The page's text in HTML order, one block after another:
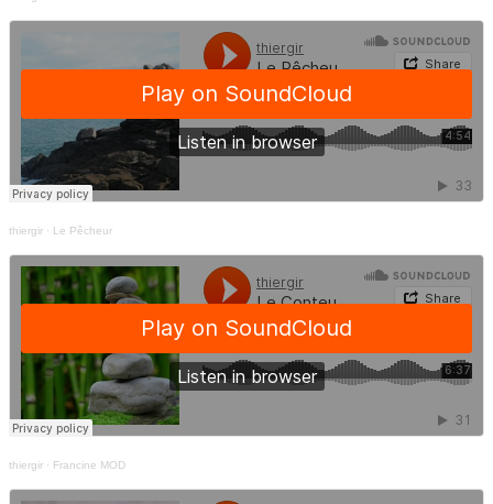
thiergir · Le Pêcheur
thiergir · Francine MOD